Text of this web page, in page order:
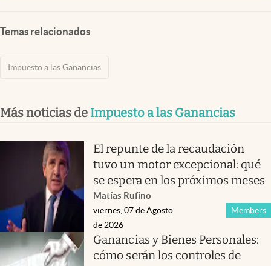
Temas relacionados
Impuesto a las Ganancias
Más noticias de Impuesto a las Ganancias
El repunte de la recaudación
tuvo un motor excepcional: qué
se espera en los próximos meses
Matías Rufino
Members
viernes, 07 de Agosto
de 2026
Ganancias y Bienes Personales:
cómo serán los controles de